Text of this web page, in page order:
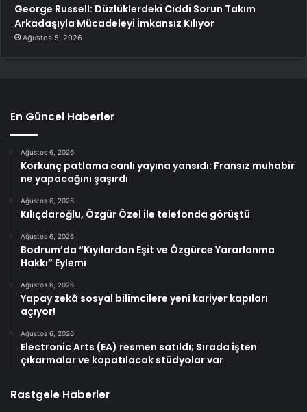
George Russell: Düzlüklerdeki Ciddi Sorun Takım
Arkadaşıyla Mücadeleyi İmkansız Kılıyor
Ağustos 5, 2026
En Güncel Haberler
Ağustos 6, 2026
Korkunç patlama canlı yayına yansıdı: Fransız muhabir
ne yapacağını şaşırdı
Ağustos 6, 2026
Kılıçdaroğlu, Özgür Özel ile telefonda görüştü
Ağustos 6, 2026
Bodrum’da “Kıyılardan Eşit ve Özgürce Yararlanma
Hakkı” Eylemi
Ağustos 6, 2026
Yapay zekâ sosyal bilimcilere yeni kariyer kapıları
açıyor!
Ağustos 6, 2026
Electronic Arts (EA) resmen satıldı; Sırada işten
çıkarmalar ve kapatılacak stüdyolar var
Rastgele Haberler